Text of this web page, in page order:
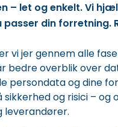
– let og enkelt. Vi
din forretning.
vi jer gennem alle
bedre overblik over
persondata og dine
og risici – og
leverandører.